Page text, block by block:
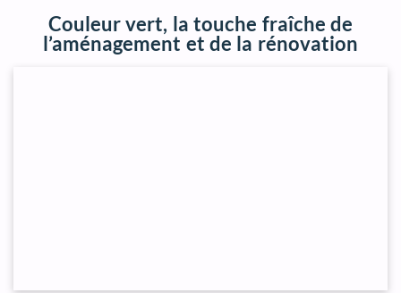
Couleur vert, la touche fraîche de
l’aménagement et de la rénovation